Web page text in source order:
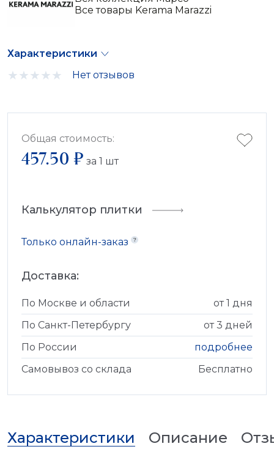
Все товары Kerama Marazzi
Характеристики
Нет отзывов
Общая стоимость:
457.50 ₽ за 1 шт
Калькулятор плитки
Только онлайн-заказ
Доставка:
По Москве и области
от 1 дня
По Санкт-Петербургу
от 3 дней
По России
подробнее
Самовывоз со склада
Бесплатно
Характеристики Описание